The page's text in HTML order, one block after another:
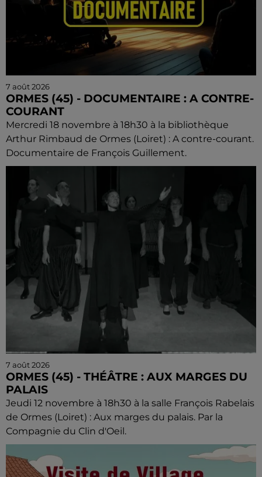
7 août 2026
ORMES (45) - DOCUMENTAIRE : A CONTRE-
COURANT
Mercredi 18 novembre à 18h30 à la bibliothèque
Arthur Rimbaud de Ormes (Loiret) : A contre-courant.
Documentaire de François Guillement.
7 août 2026
ORMES (45) - THÉÂTRE : AUX MARGES DU
PALAIS
Jeudi 12 novembre à 18h30 à la salle François Rabelais
de Ormes (Loiret) : Aux marges du palais. Par la
Compagnie du Clin d'Oeil.